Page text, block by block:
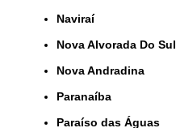
Naviraí
Nova Alvorada Do Sul
Nova Andradina
Paranaíba
Paraíso das Águas